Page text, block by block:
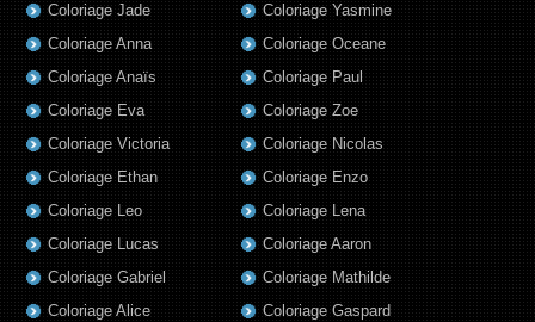
Coloriage Jade
Coloriage Anna
Coloriage Anaïs
Coloriage Eva
Coloriage Victoria
Coloriage Ethan
Coloriage Leo
Coloriage Lucas
Coloriage Gabriel
Coloriage Alice
Coloriage Yasmine
Coloriage Oceane
Coloriage Paul
Coloriage Zoe
Coloriage Nicolas
Coloriage Enzo
Coloriage Lena
Coloriage Aaron
Coloriage Mathilde
Coloriage Gaspard